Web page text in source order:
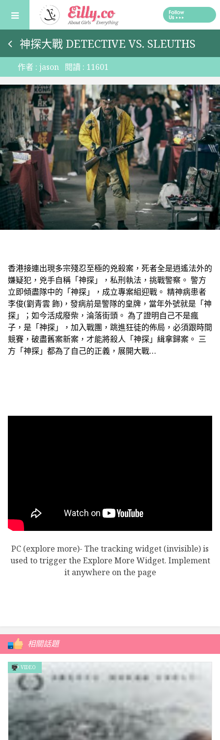
content
神探大戰 DETECTIVE VS. SLEUTHS
作者 : jason 閱讀 : 11601
香港接連出現多宗殘忍至極的兇殺案，死者全是逍遙法外的
嫌疑犯，兇手自稱「神探」，私刑執法，挑戰警察。 警方
立即傾盡隊中的「神探」，成立專案組迎戰。 精神病患者
李俊(劉青雲 飾)，發病前是警隊的皇牌，當年外號就是「神
探」；如今活成廢柴，淪落街頭。 為了證明自己不是瘋
子，是「神探」，加入戰團，跳進狂徒的佈局，必須跟時間
競賽，破盡舊案新案，才能將殺人「神探」緝拿歸案。 三
方「神探」都為了自己的正義，展開大戰…
PC (explore more)- The tracking widget (invisible) is
used to trigger the Explore More Widget. Implement
it anywhere on the page
相關話題
VIDEO